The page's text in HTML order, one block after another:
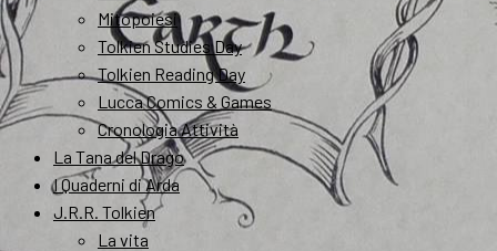
Mitopoiesi
Tolkien Studies Day
Tolkien Reading Day
Lucca Comics & Games
Cronologia Attività
La Tana del Drago
I Quaderni di Arda
J.R.R. Tolkien
La vita